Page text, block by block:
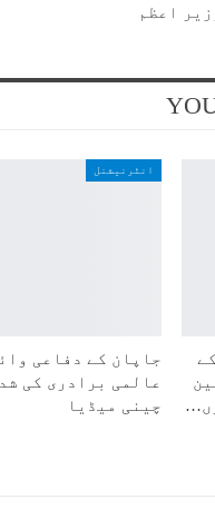
انٹرنیشنل
جاپان کے دفاعی
عالمی برادری کی
چینی میڈیا